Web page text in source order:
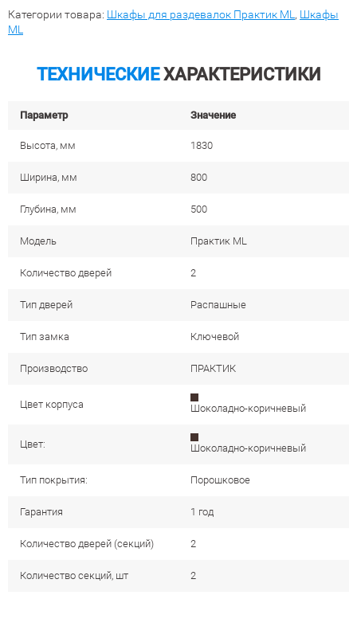
Категории товара: Шкафы для раздевалок Практик ML , Шкафы
ML
ТЕХНИЧЕСКИЕХАРАКТЕРИСТИКИ
Параметр Значение
Высота, мм 1830
Ширина, мм 800
Глубина, мм 500
Модель Практик ML
Количество дверей 2
Тип дверей Распашные
Тип замка Ключевой
Производство ПРАКТИК
Цвет корпуса Шоколадно-коричневый
Цвет: Шоколадно-коричневый
Тип покрытия: Порошковое
Гарантия 1 год
Количество дверей (секций) 2
Количество секций, шт 2